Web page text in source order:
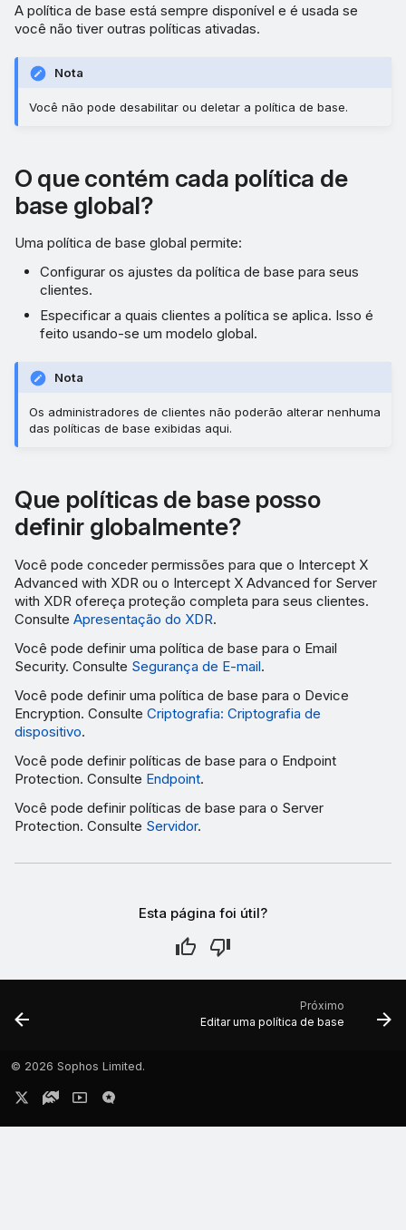
A política de base está sempre disponível e é usada se
você não tiver outras políticas ativadas.
Nota
Você não pode desabilitar ou deletar a política de base.
O que contém cada política de
base global?
Uma política de base global permite:
Configurar os ajustes da política de base para seus
clientes.
Especificar a quais clientes a política se aplica. Isso é
feito usando-se um modelo global.
Nota
Os administradores de clientes não poderão alterar nenhuma
das políticas de base exibidas aqui.
Que políticas de base posso
definir globalmente?
Você pode conceder permissões para que o Intercept X
Advanced with XDR ou o Intercept X Advanced for Server
with XDR ofereça proteção completa para seus clientes.
Consulte Apresentação do XDR.
Você pode definir uma política de base para o Email
Security. Consulte Segurança de E-mail.
Você pode definir uma política de base para o Device
Encryption. Consulte Criptografia: Criptografia de
dispositivo.
Você pode definir políticas de base para o Endpoint
Protection. Consulte Endpoint.
Você pode definir políticas de base para o Server
Protection. Consulte Servidor.
Esta página foi útil?
Próximo
Editar uma política de base
© 2026 Sophos Limited.